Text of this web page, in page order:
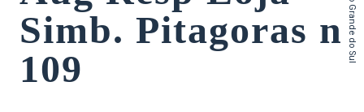
Simb. Pitagoras n
109